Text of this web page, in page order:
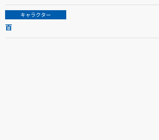
キャラクター
百